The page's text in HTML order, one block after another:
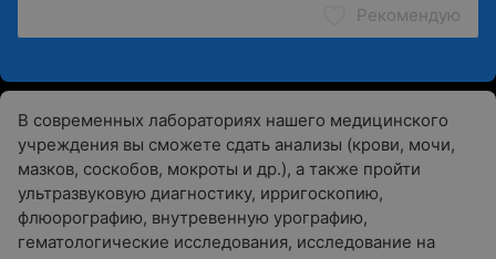
Рекомендую
В современных лабораториях нашего медицинского
учреждения вы сможете сдать анализы (крови, мочи,
мазков, соскобов, мокроты и др.), а также пройти
ультразвуковую диагностику, ирригоскопию,
флюорографию, внутревенную урографию,
гематологические исследования, исследование на